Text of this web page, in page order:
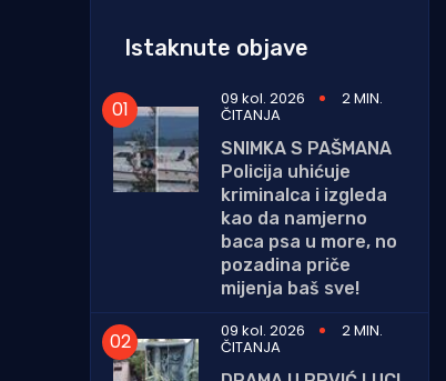
Istaknute objave
09 kol. 2026 2 MIN.
ČITANJA
SNIMKA S PAŠMANA
Policija uhićuje
kriminalca i izgleda
kao da namjerno
baca psa u more, no
pozadina priče
mijenja baš sve!
09 kol. 2026
2 MIN.
ČITANJA